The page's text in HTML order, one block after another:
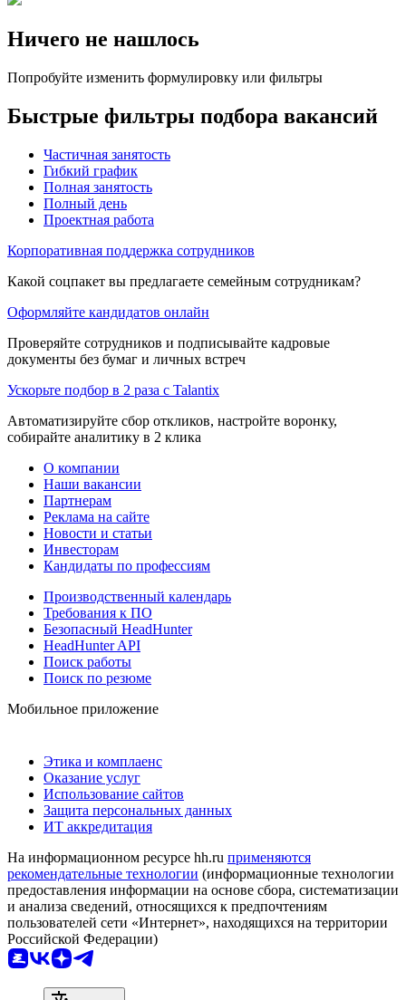
Ничего не нашлось
Попробуйте изменить формулировку или фильтры
Быстрые фильтры подбора вакансий
Частичная занятость
Гибкий график
Полная занятость
Полный день
Проектная работа
Корпоративная поддержка сотрудников
Какой соцпакет вы предлагаете семейным сотрудникам?
Оформляйте кандидатов онлайн
Проверяйте сотрудников и подписывайте кадровые
документы без бумаг и личных встреч
Ускорьте подбор в 2 раза с Talantix
Автоматизируйте сбор откликов, настройте воронку,
собирайте аналитику в 2 клика
О компании
Наши вакансии
Партнерам
Реклама на сайте
Новости и статьи
Инвесторам
Кандидаты по профессиям
Производственный календарь
Требования к ПО
Безопасный HeadHunter
HeadHunter API
Поиск работы
Поиск по резюме
Мобильное приложение
Этика и комплаенс
Оказание услуг
Использование сайтов
Защита персональных данных
ИТ аккредитация
На информационном ресурсе hh.ru применяются
рекомендательные технологии (информационные технологии
предоставления информации на основе сбора, систематизации
и анализа сведений, относящихся к предпочтениям
пользователей сети «Интернет», находящихся на территории
Российской Федерации)